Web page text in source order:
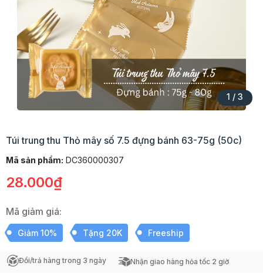
1 / 3
Túi trung thu Thỏ mây số 7.5 đựng bánh 63-75g (50c)
Mã sản phẩm: DC360000307
28.000₫
Mã giảm giá:
Giảm 10% Tặng 20K Freeship
Đổi/trả hàng trong 3 ngày Nhận giao hàng hỏa tốc 2 giờ